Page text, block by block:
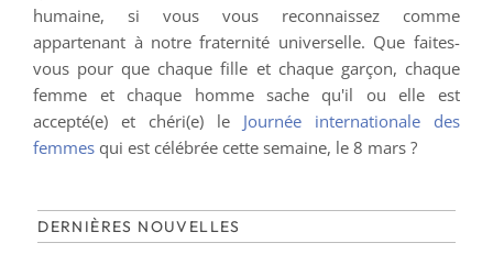
humaine, si vous vous reconnaissez comme
appartenant à notre fraternité universelle. Que faites-
vous pour que chaque fille et chaque garçon, chaque
femme et chaque homme sache qu'il ou elle est
accepté(e) et chéri(e) le Journée internationale des
femmes qui est célébrée cette semaine, le 8 mars ?
DERNIÈRES NOUVELLES